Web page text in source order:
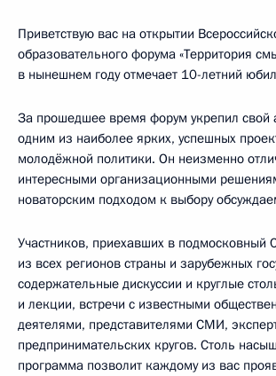
Приветствую вас на открытии
образовательного форума «Территория
в нынешнем году отмечает 10-летний
За прошедшее время форум укрепил свой
одним из наиболее ярких, успешных
молодёжной политики. Он неизменно
интересными организационными
новаторским подходом к выбору
Участников, приехавших в подмосковный
из всех регионов страны и зарубежных
содержательные дискуссии и круглые
и лекции, встречи с известными
деятелями, представителями СМИ,
предпринимательских кругов. Столь
программа позволит каждому из вас